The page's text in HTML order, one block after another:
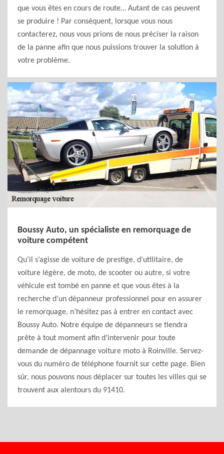
que vous êtes en cours de route… Autant de cas peuvent
se produire ! Par conséquent, lorsque vous nous
contacterez, nous vous prions de nous préciser la raison
de la panne afin que nous puissions trouver la solution à
votre problème.
Boussy Auto, un spécialiste en remorquage de
voiture compétent
Qu’il s’agisse de voiture de prestige, d’utilitaire, de
voiture légère, de moto, de scooter ou autre, si votre
véhicule est tombé en panne et que vous êtes à la
recherche d’un dépanneur professionnel pour en assurer
le remorquage, n’hésitez pas à entrer en contact avec
Boussy Auto. Notre équipe de dépanneurs se tiendra
prête à tout moment afin d’intervenir pour toute
demande de dépannage voiture moto à Roinville. Servez-
vous du numéro de téléphone fournit sur cette page. Bien
sûr, nous pouvons nous déplacer sur toutes les villes qui se
trouvent aux alentours du 91410.